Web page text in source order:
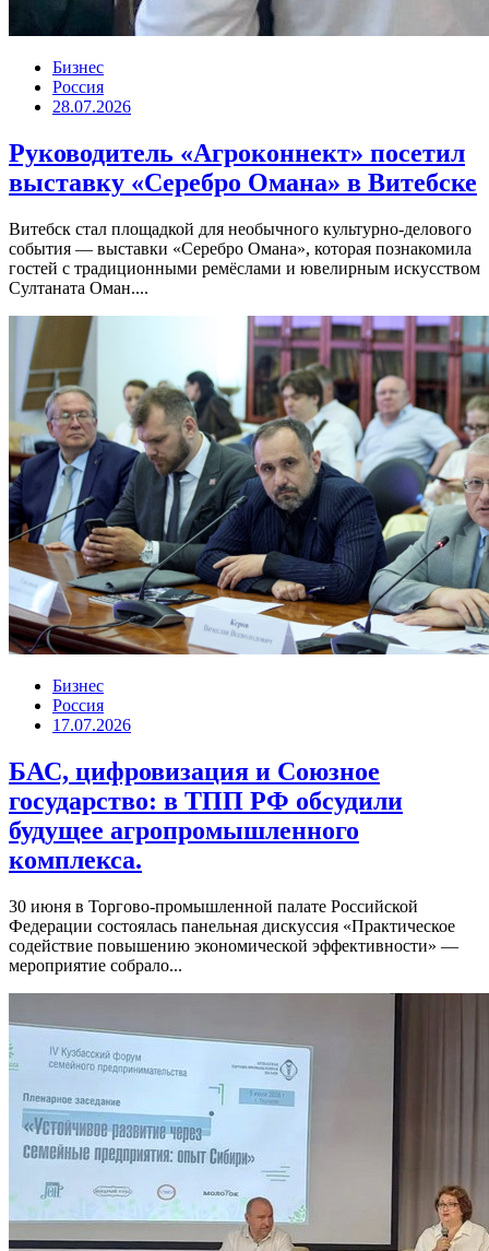
Бизнес
Россия
28.07.2026
Руководитель «Агроконнект» посетил
выставку «Серебро Омана» в Витебске
Витебск стал площадкой для необычного культурно-делового
события — выставки «Серебро Омана», которая познакомила
гостей с традиционными ремёслами и ювелирным искусством
Султаната Оман....
Бизнес
Россия
17.07.2026
БАС, цифровизация и Союзное
государство: в ТПП РФ обсудили
будущее агропромышленного
комплекса.
30 июня в Торгово-промышленной палате Российской
Федерации состоялась панельная дискуссия «Практическое
содействие повышению экономической эффективности» —
мероприятие собрало...